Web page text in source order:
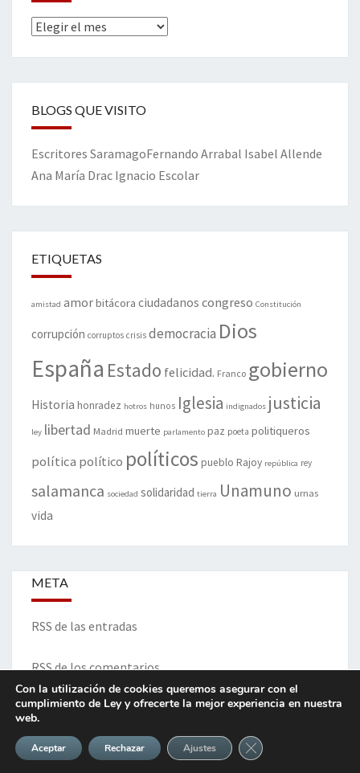
Archivos
BLOGS QUE VISITO
Escritores SaramagoFernando Arrabal Isabel Allende
Ana María Drac Ignacio Escolar
ETIQUETAS
amistad amorbitácora ciudadanos congreso Constitución
corrupción corruptos crisis democracia Dios
España Estado felicidad. Franco gobierno
Historia honradez hotros hunos Iglesia indignados justicia
ley libertad Madrid muerte parlamento paz poeta politiqueros
política político políticos pueblo Rajoy república rey
salamanca sociedad solidaridad tierra Unamuno urnas
vida
META
RSS de las entradas
RSS de los comentarios
Con la utilización de cookies queremos asegurar con el
cumplimiento de Ley y ofrecerte la mejor experiencia en nuestra
web.
Aceptar Rechazar Ajustes Cerrar el banner de